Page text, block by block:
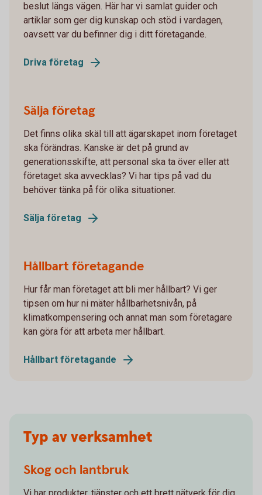
beslut längs vägen. Här har vi samlat guider och
artiklar som ger dig kunskap och stöd i vardagen,
oavsett var du befinner dig i ditt företagande.
Driva företag
Sälja företag
Det finns olika skäl till att ägarskapet inom företaget
ska förändras. Kanske är det på grund av
generationsskifte, att personal ska ta över eller att
företaget ska avvecklas? Vi har tips på vad du
behöver tänka på för olika situationer.
Sälja företag
Hållbart företagande
Hur får man företaget att bli mer hållbart? Vi ger
tipsen om hur ni mäter hållbarhetsnivån, på
klimatkompensering och annat man som företagare
kan göra för att arbeta mer hållbart.
Hållbart företagande
Typ av verksamhet
Skog och lantbruk